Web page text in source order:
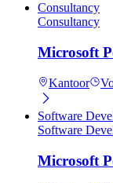
Consultancy
Consultancy
Microsoft
Kantoor
Software
Software
Microsoft